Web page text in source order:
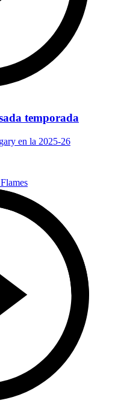
temporada
en la 2025-26